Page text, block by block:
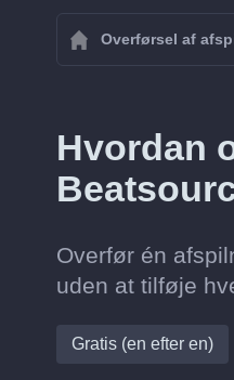
Overførsel af
Hvordan
Overfør én
uden at tilføje
Gratis (en efter en)